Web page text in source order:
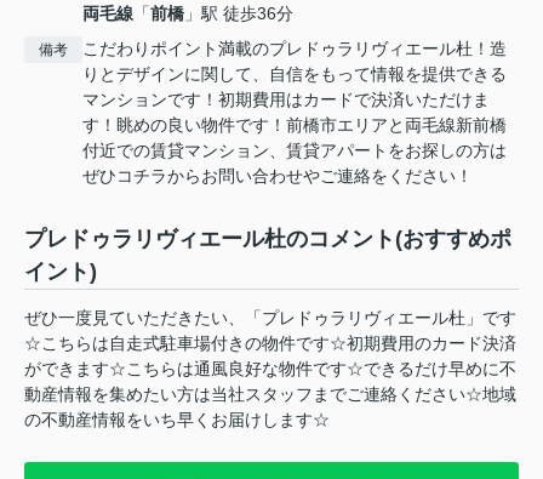
両毛線 「前橋 」駅 徒歩36分
備考
こだわりポイント満載のプレドゥラリヴィエール杜！造
りとデザインに関して、自信をもって情報を提供できる
マンションです！初期費用はカードで決済いただけま
す！眺めの良い物件です！前橋市エリアと両毛線新前橋
付近での賃貸マンション、賃貸アパートをお探しの方は
ぜひコチラからお問い合わせやご連絡をください！
プレドゥラリヴィエール杜のコメント(おすすめポ
イント)
ぜひ一度見ていただきたい、「プレドゥラリヴィエール杜」です
☆こちらは自走式駐車場付きの物件です☆初期費用のカード決済
ができます☆こちらは通風良好な物件です☆できるだけ早めに不
動産情報を集めたい方は当社スタッフまでご連絡ください☆地域
の不動産情報をいち早くお届けします☆